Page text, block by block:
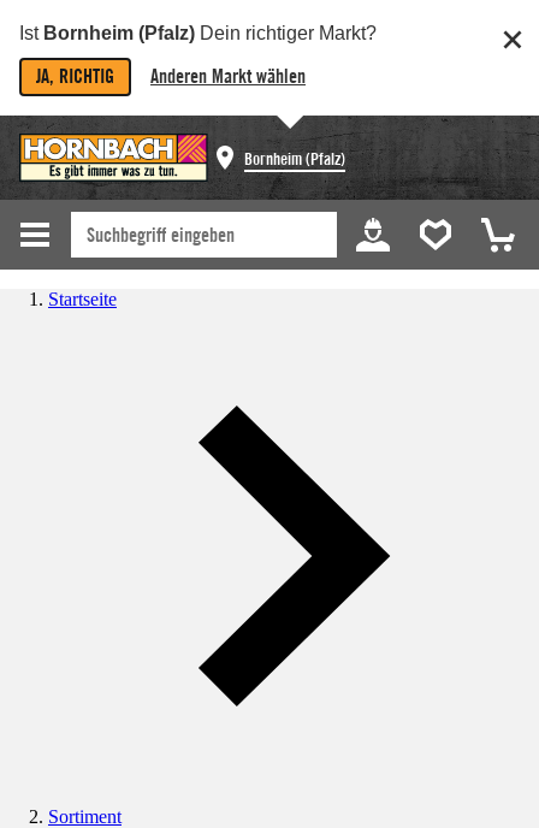
Ist Bornheim (Pfalz) Dein richtiger Markt?
JA, RICHTIG Anderen Markt wählen
Bornheim (Pfalz)
Startseite
Sortiment